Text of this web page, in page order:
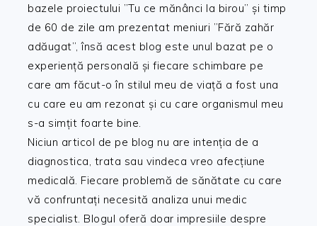
bazele proiectului ”Tu ce mănânci la birou” și timp
de 60 de zile am prezentat meniuri ”Fără zahăr
adăugat”, însă acest blog este unul bazat pe o
experiență personală și fiecare schimbare pe
care am făcut-o în stilul meu de viață a fost una
cu care eu am rezonat și cu care organismul meu
s-a simțit foarte bine.
Niciun articol de pe blog nu are intenția de a
diagnostica, trata sau vindeca vreo afecțiune
medicală. Fiecare problemă de sănătate cu care
vă confruntați necesită analiza unui medic
specialist. Blogul oferă doar impresiile despre